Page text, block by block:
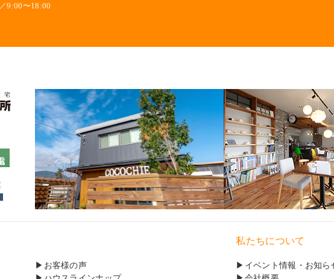
9:00〜18:00
お客様の声
私たちについて
イベント情報・お知ら